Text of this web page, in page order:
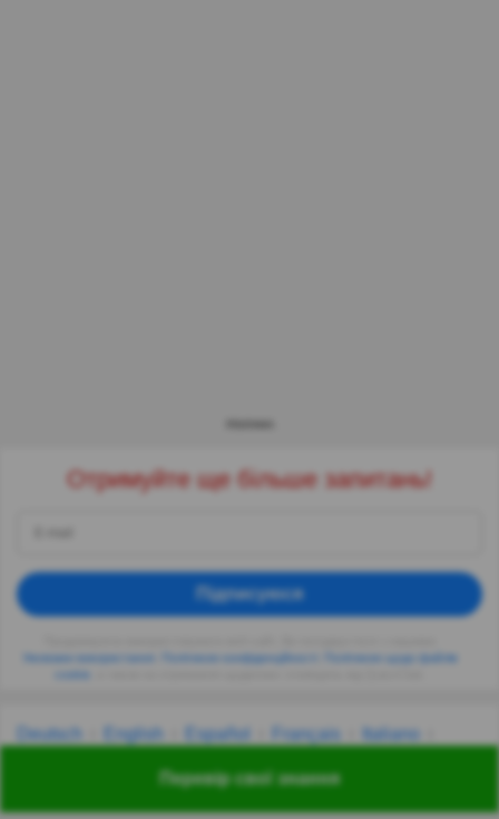
Перевір свої знання
Отримуйте ще більше запитань!
Підписуюся
Умовами використання
Політикою конфіденційності
Політикою щодо файлів
Deutsch English Español Français
Italiano
Українська हिन्दी 한국어